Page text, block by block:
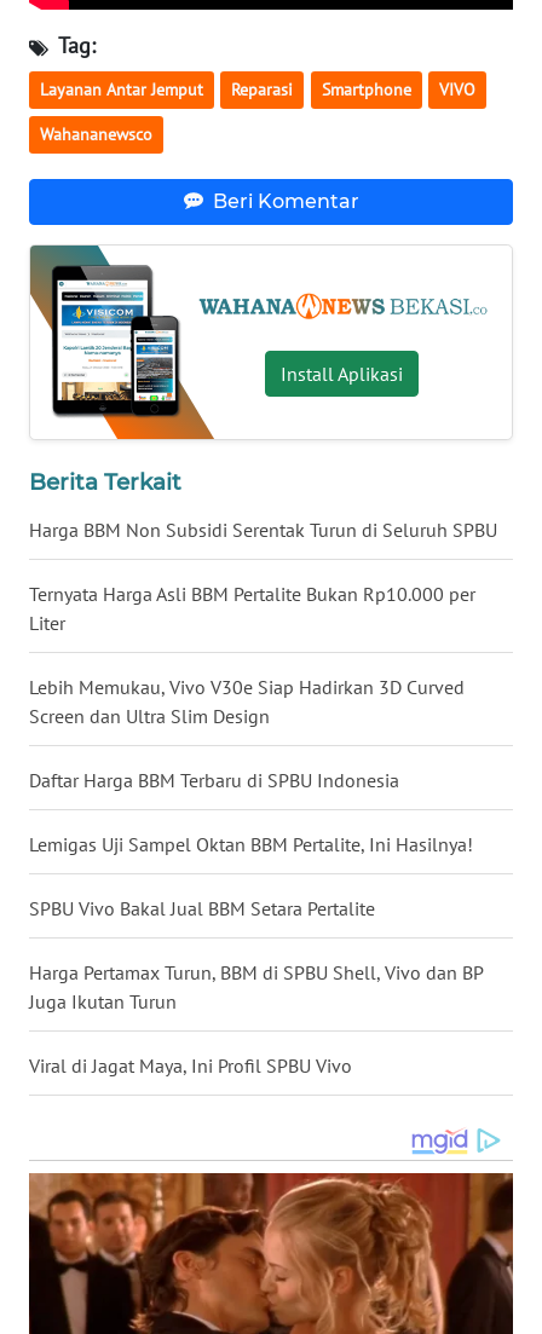
Tag:
Layanan Antar Jemput Reparasi Smartphone VIVO
Wahananewsco
Beri Komentar
Install Aplikasi
Berita Terkait
Harga BBM Non Subsidi Serentak Turun di Seluruh SPBU
Ternyata Harga Asli BBM Pertalite Bukan Rp10.000 per
Liter
Lebih Memukau, Vivo V30e Siap Hadirkan 3D Curved
Screen dan Ultra Slim Design
Daftar Harga BBM Terbaru di SPBU Indonesia
Lemigas Uji Sampel Oktan BBM Pertalite, Ini Hasilnya!
SPBU Vivo Bakal Jual BBM Setara Pertalite
Harga Pertamax Turun, BBM di SPBU Shell, Vivo dan BP
Juga Ikutan Turun
Viral di Jagat Maya, Ini Profil SPBU Vivo
WN
KALTARA
WN
KALTIM
WN
SULSEL
WN
GORONTALO
SULUT
WN
MALUKU
WN
MALUT
WN
WN
TOBA
WN
NIAS
WN
LANGKAT
WN
TAPANULI
SELATAN
WN
TANJUNG
LESUNG